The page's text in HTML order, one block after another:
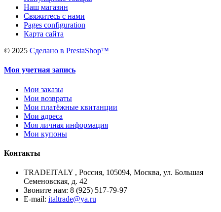
Наш магазин
Свяжитесь с нами
Pages configuration
Карта сайта
© 2025 Сделано в PrestaShop™
Моя учетная запись
Мои заказы
Мои возвраты
Мои платёжные квитанции
Мои адреса
Моя личная информация
Мои купоны
Контакты
TRADEITALY , Россия, 105094, Москва, ул. Большая
Семеновская, д. 42
Звоните нам: 8 (925) 517-79-97
E-mail: italtrade@ya.ru